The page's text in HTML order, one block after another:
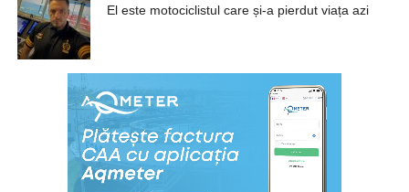
El este motociclistul care și-a pierdut viața azi